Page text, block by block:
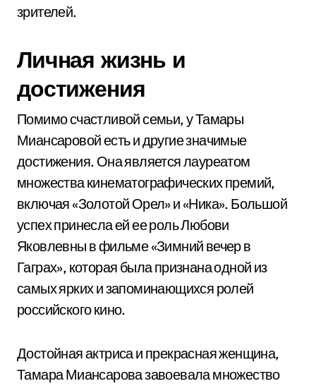
зрителей.
Личная жизнь и
достижения
Помимо счастливой семьи, у Тамары
Миансаровой есть и другие значимые
достижения. Она является лауреатом
множества кинематографических премий,
включая «Золотой Орел» и «Ника». Большой
успех принесла ей ее роль Любови
Яковлевны в фильме «Зимний вечер в
Гаграх», которая была признана одной из
самых ярких и запоминающихся ролей
российского кино.
Достойная актриса и прекрасная женщина,
Тамара Миансарова завоевала множество